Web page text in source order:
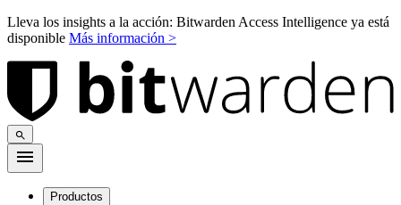
Lleva los insights a la acción: Bitwarden Access Intelligence ya está
disponible Más información >
Productos